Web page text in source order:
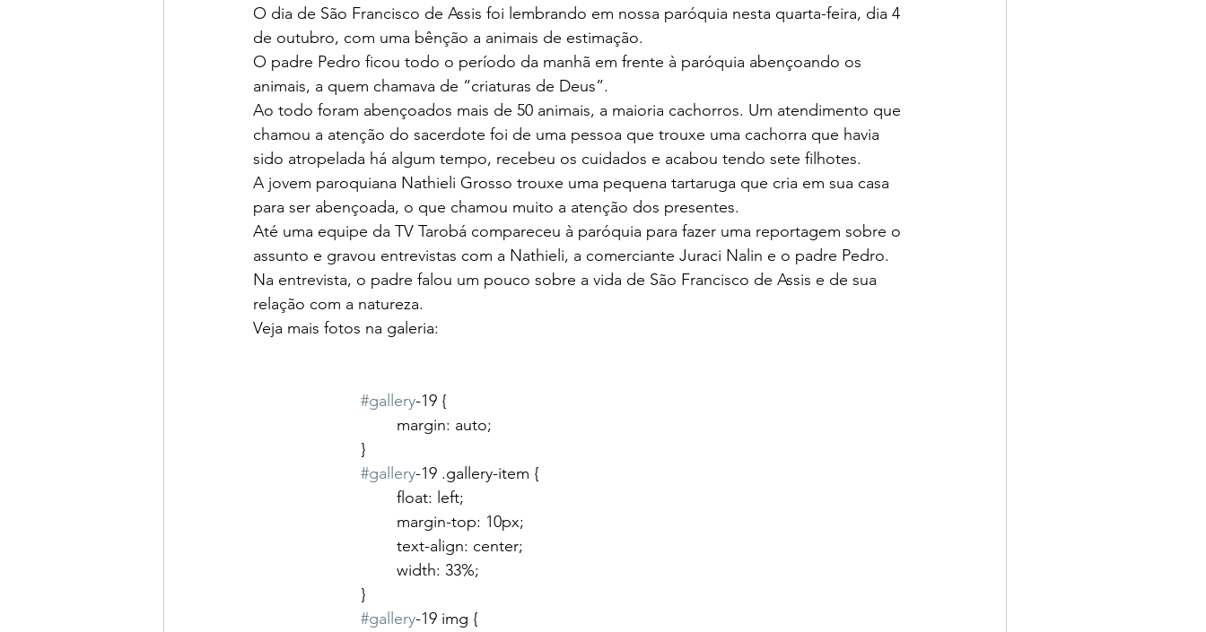
O dia de São Francisco de Assis foi lembrando em nossa paróquia nesta quarta-feira, dia 4
de outubro, com uma bênção a animais de estimação.
O padre Pedro ficou todo o período da manhã em frente à paróquia abençoando os
animais, a quem chamava de “criaturas de Deus”.
Ao todo foram abençoados mais de 50 animais, a maioria cachorros. Um atendimento que
chamou a atenção do sacerdote foi de uma pessoa que trouxe uma cachorra que havia
sido atropelada há algum tempo, recebeu os cuidados e acabou tendo sete filhotes.
A jovem paroquiana Nathieli Grosso trouxe uma pequena tartaruga que cria em sua casa
para ser abençoada, o que chamou muito a atenção dos presentes.
Até uma equipe da TV Tarobá compareceu à paróquia para fazer uma reportagem sobre o
assunto e gravou entrevistas com a Nathieli, a comerciante Juraci Nalin e o padre Pedro.
Na entrevista, o padre falou um pouco sobre a vida de São Francisco de Assis e de sua
relação com a natureza.
Veja mais fotos na galeria:
#gallery-19 {
				margin: auto;
			}
#gallery-19 .gallery-item {
				float: left;
				margin-top: 10px;
				text-align: center;
				width: 33%;
			}
#gallery-19 img {